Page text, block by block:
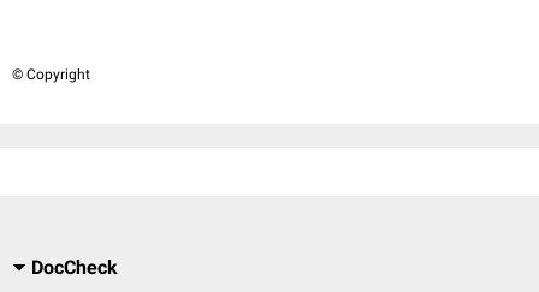
© Copyright
DocCheck